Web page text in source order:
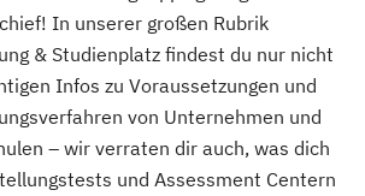
In unserer großen Rubrik
& Studienplatz findest du nur nicht
Infos zu Voraussetzungen und
von Unternehmen und
– wir verraten dir auch, was dich
und Assessment Centern